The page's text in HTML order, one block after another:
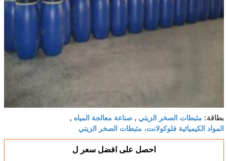
بطاقة: مثبطات الصخر الزيتي , صناعة معالجة المياه ,
المواد الكيميائية فلوكولانت، مثبطات الصخر الزيتي
احصل على افضل سعر ل